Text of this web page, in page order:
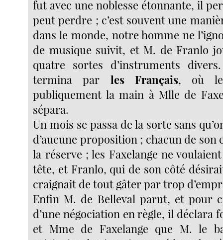
fut avec une noblesse étonnante, il
peut perdre ; c’est souvent une
dans le monde, notre homme ne
de musique suivit, et M. de Franlo
quatre sortes d’instruments
termina par les Français, où le
publiquement la main à Mlle de
sépara.
Un mois se passa de la sorte sans
d’aucune proposition ; chacun de son
la réserve ; les Faxelange ne
tête, et Franlo, qui de son côté
craignait de tout gâter par trop
Enfin M. de Belleval parut, et pour
d’une négociation en règle, il déclara
et Mme de Faxelange que M. le